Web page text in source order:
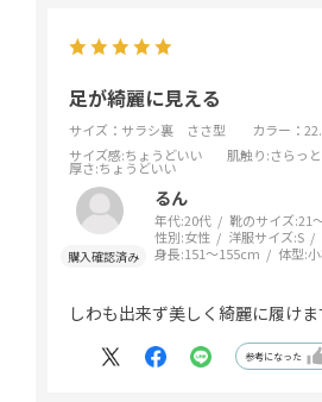
足が綺麗に見える
サイズ：サラシ裏 ささ型
カラー：
サイズ感:ちょうどいい 肌触り:さらっ
厚さ:ちょうどいい
るん
年代:20代 靴のサイズ:21
性別:女性 洋服サイズ:S
身長:151～155cm 体型:
しわも出来ず美しく綺麗に履けま
参考になった